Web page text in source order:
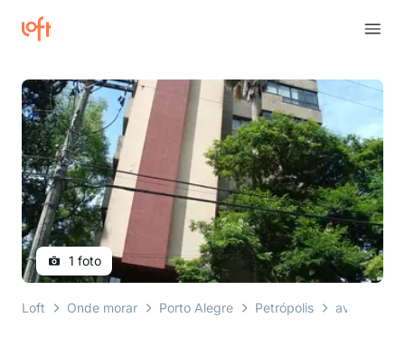
1 foto
Loft Onde morar Porto Alegre Petrópolis avenida